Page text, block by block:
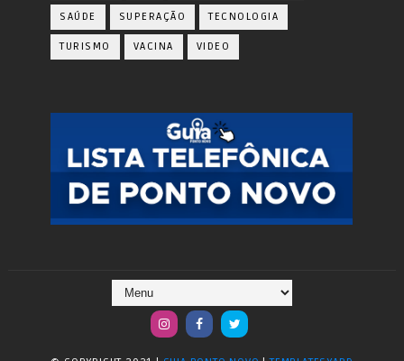
SAÚDE SUPERAÇÃO TECNOLOGIA
TURISMO VACINA VIDEO